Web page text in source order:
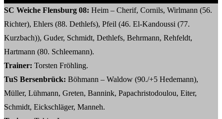
SC Weiche Flensburg 08: Heim – Cherif, Cornils, Wirlmann (56.
Richter), Ehlers (88. Dethlefs), Pfeil (46. El-Kandoussi (77.
Kurzbach)), Guder, Schmidt, Dethlefs, Behrmann, Rehfeldt,
Hartmann (80. Schleemann).
Trainer: Torsten Fröhling.
TuS Bersenbrück: Böhmann – Waldow (90./+5 Hedemann),
Müller, Lühmann, Greten, Bannink, Papachristodoulou, Eiter,
Schmidt, Eickschläger, Manneh.